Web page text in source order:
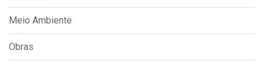
Meio Ambiente
Obras